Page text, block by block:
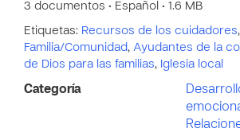
3 documentos • Español • 1.6 MB
Etiquetas: Recursos de los cuidadores,
Familia/Comunidad, Ayudantes de la
de Dios para las familias, Iglesia local
Categoría